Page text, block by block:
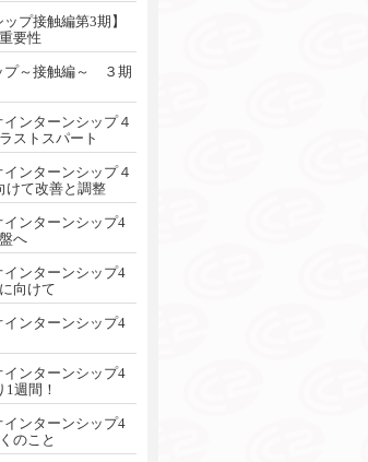
ップ接触編第3期】
要性
プ～接触編～ ３期
インターンシップ４
ストスパート
インターンシップ４
けて改善と調整
インターンシップ4
へ
インターンシップ4
向けて
インターンシップ4
インターンシップ4
週間！
インターンシップ4
のこと